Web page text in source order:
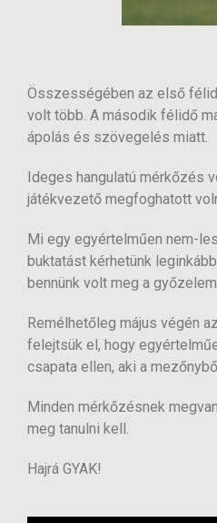
Összességében az első
volt több. A második félidő
ápolás és szövegelés miatt.
Ideges hangulatú mérkőzés
játékvezető megfoghatott
Mi egy egyértelműen nem-
buktatást kérhetünk
bennünk volt meg a
Remélhetőleg május végén
felejtsük el, hogy
csapata ellen, aki a
Minden mérkőzésnek
meg tanulni kell.
Hajrá GYAK!